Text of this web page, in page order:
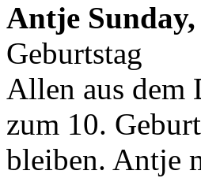
Antje
Geburtstag
Allen aus dem
zum 10.
bleiben. Antje